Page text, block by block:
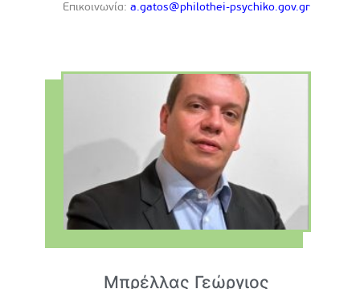
Eπικοινωνία: a.gatos@philothei-psychiko.gov.gr
Μπρέλλας Γεώργιος